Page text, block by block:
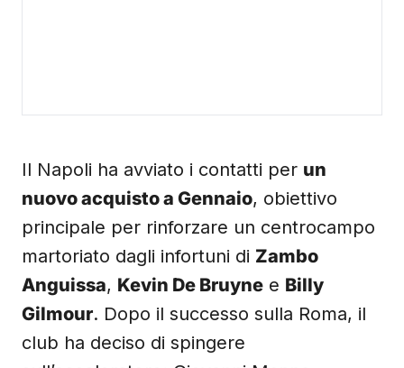
Il Napoli ha avviato i contatti per un
nuovo acquisto a Gennaio, obiettivo
principale per rinforzare un centrocampo
martoriato dagli infortuni di Zambo
Anguissa, Kevin De Bruyne e Billy
Gilmour. Dopo il successo sulla Roma, il
club ha deciso di spingere